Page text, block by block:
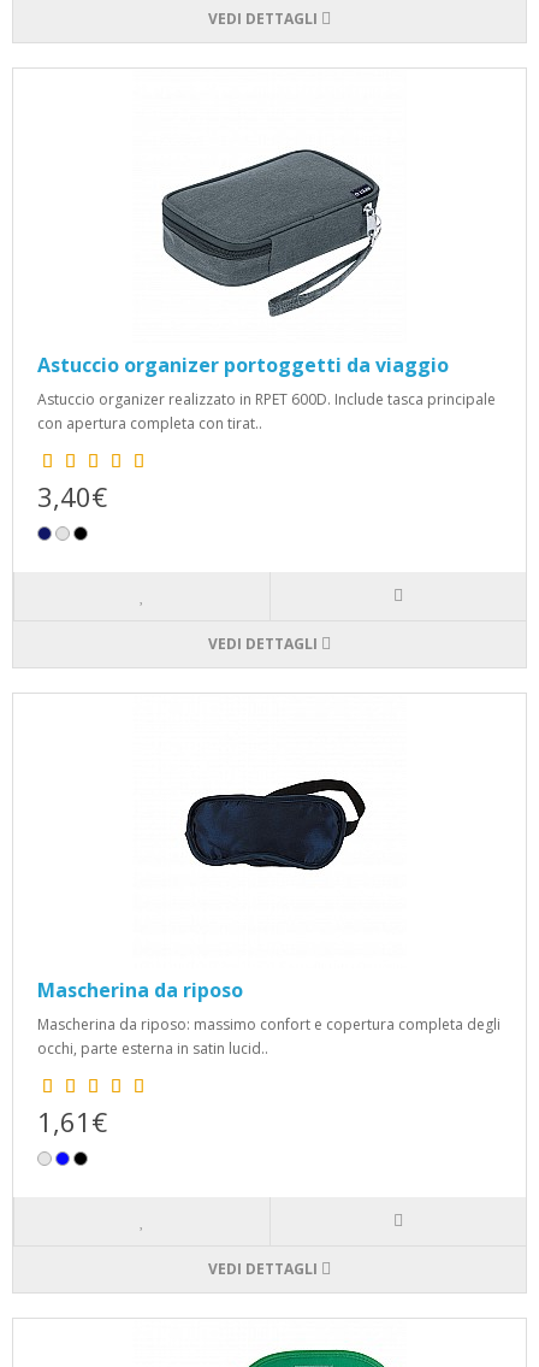
VEDI DETTAGLI
Astuccio organizer portoggetti da viaggio
Astuccio organizer realizzato in RPET 600D. Include tasca principale
con apertura completa con tirat..
3,40€
VEDI DETTAGLI
Mascherina da riposo
Mascherina da riposo: massimo confort e copertura completa degli
occhi, parte esterna in satin lucid..
1,61€
VEDI DETTAGLI